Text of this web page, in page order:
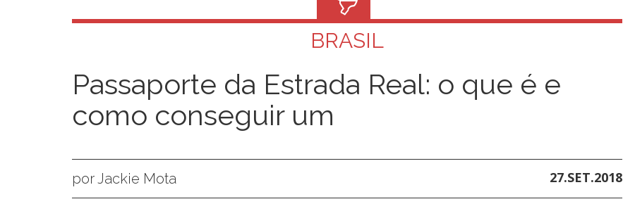
BRASIL
Passaporte da Estrada Real: o que é e
como conseguir um
por Jackie Mota 27.SET.2018